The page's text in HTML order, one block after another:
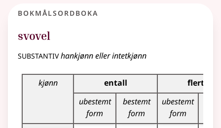
Bokmålsordboka
svovel
substantivhankjønn eller intetkjønn
Bøyingstabell for dette substantivet
kjønn entall
flertall
ubestemt
form
bestemt
form
ubestemt
form